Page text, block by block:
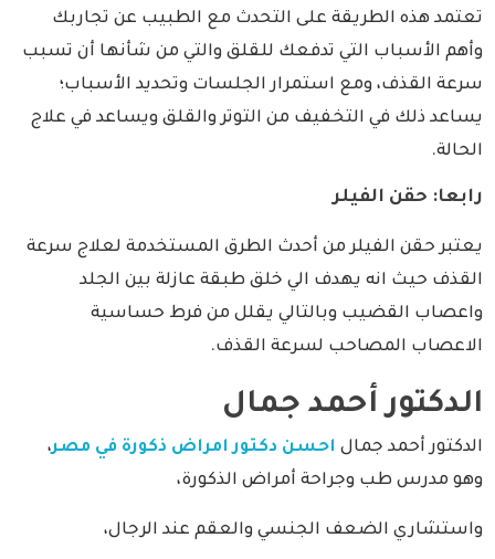
تعتمد هذه الطريقة على التحدث مع الطبيب عن تجاربك
وأهم الأسباب التي تدفعك للقلق والتي من شأنها أن تسبب
سرعة القذف، ومع استمرار الجلسات وتحديد الأسباب؛
يساعد ذلك في التخفيف من التوتر والقلق ويساعد في علاج
الحالة.
رابعا: حقن الفيلر
يعتبر حقن الفيلر من أحدث الطرق المستخدمة لعلاج سرعة
القذف حيث انه يهدف الي خلق طبقة عازلة بين الجلد
واعصاب القضيب وبالتالي يقلل من فرط حساسية
الاعصاب المصاحب لسرعة القذف.
الدكتور أحمد جمال
الدكتور أحمد جمال احسن دكتور امراض ذكورة في مصر،
وهو مدرس طب وجراحة أمراض الذكورة،
واستشاري الضعف الجنسي والعقم عند الرجال،